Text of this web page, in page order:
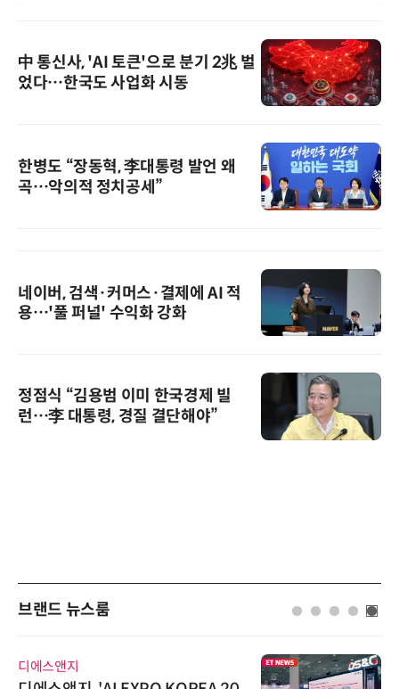
中 통신사, 'AI 토큰'으로 분기 2兆 벌
었다…한국도 사업화 시동
한병도 “장동혁, 李대통령 발언 왜
곡…악의적 정치공세”
네이버, 검색·커머스·결제에 AI 적
용…'풀 퍼널' 수익화 강화
정점식 “김용범 이미 한국경제 빌
런…李 대통령, 경질 결단해야”
브랜드 뉴스룸
디에스앤지